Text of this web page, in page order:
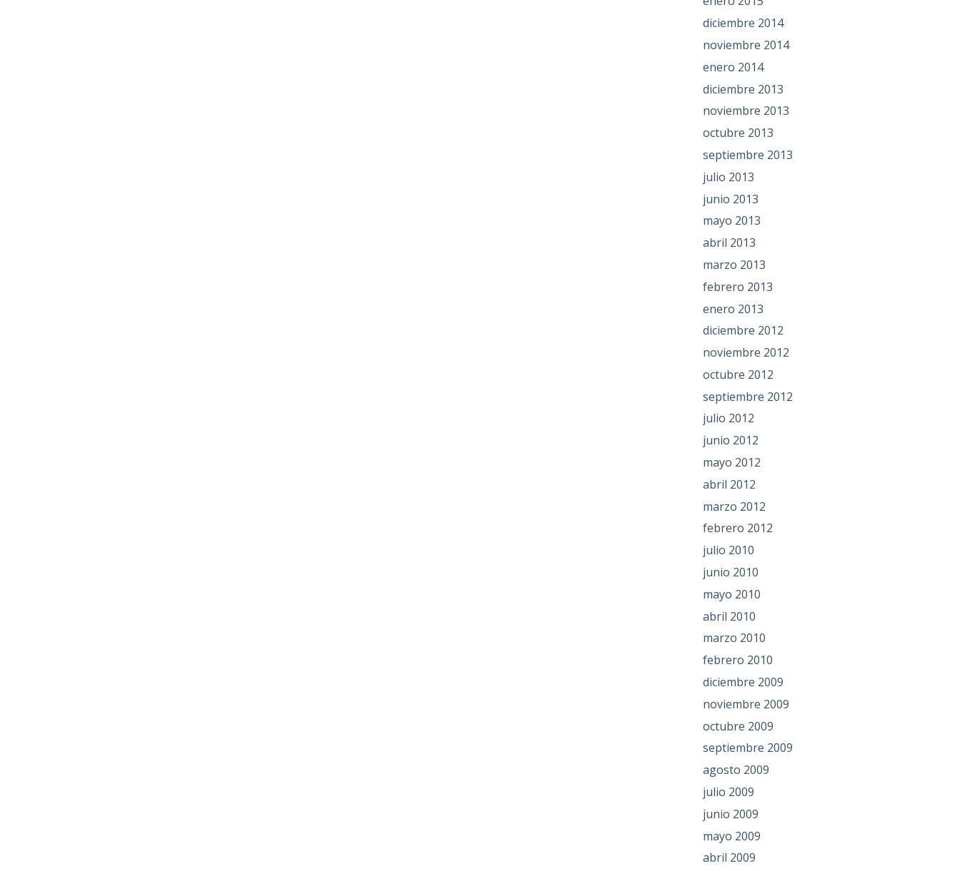
diciembre 2014
noviembre 2014
enero 2014
diciembre 2013
noviembre 2013
octubre 2013
septiembre 2013
julio 2013
junio 2013
mayo 2013
abril 2013
marzo 2013
febrero 2013
enero 2013
diciembre 2012
noviembre 2012
octubre 2012
septiembre 2012
julio 2012
junio 2012
mayo 2012
abril 2012
marzo 2012
febrero 2012
julio 2010
junio 2010
mayo 2010
abril 2010
marzo 2010
febrero 2010
diciembre 2009
noviembre 2009
octubre 2009
septiembre 2009
agosto 2009
julio 2009
junio 2009
mayo 2009
abril 2009